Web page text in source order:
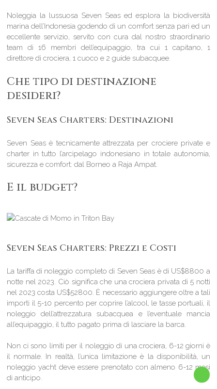
Noleggia la lussuosa Seven Seas ed esplora la biodiversità
marina dell’Indonesia godendo di un comfort senza pari ed un
eccellente servizio, servito con cura dal nostro straordinario
team di 16 membri dell’equipaggio, tra cui 1 capitano, 1
direttore di crociera, 1 cuoco e 2 guide subacquee.
Che tipo di destinazione
desideri?
Seven Seas Charters: Destinazioni
Seven Seas è tecnicamente attrezzata per crociere private e
charter in tutto l’arcipelago indonesiano in totale autonomia,
sicurezza e comfort: dal Borneo a Raja Ampat.
E il budget?
Seven Seas Charters: Prezzi e Costi
La tariffa di noleggio completo di Seven Seas è di US$8800 a
notte nel 2023. Ciò significa che una crociera privata di 5 notti
nel 2023 costa US$52800. È necessario aggiungere oltre a tali
importi il ​​5-10 percento per coprire l’alcool, le tasse portuali, il
noleggio dell’attrezzatura subacquea e l’eventuale mancia
all’equipaggio, il tutto pagato prima di lasciare la barca.
Non ci sono limiti per il noleggio di una crociera, 6-12 giorni è
il normale. In realtà, l’unica limitazione è la disponibilità, un
noleggio yacht deve essere prenotato con almeno 6-12 mesi
di anticipo.